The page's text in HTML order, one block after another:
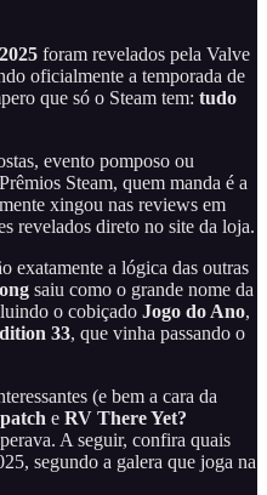
foram revelados pela Valve
oficialmente a temporada de
que só o Steam tem: tudo
evento pomposo ou
Steam, quem manda é a
xingou nas reviews em
revelados direto no site da loja.
exatamente a lógica das outras
saiu como o grande nome da
o cobiçado Jogo do Ano,
33, que vinha passando o
(e bem a cara da
e RV There Yet?
A seguir, confira quais
segundo a galera que joga na